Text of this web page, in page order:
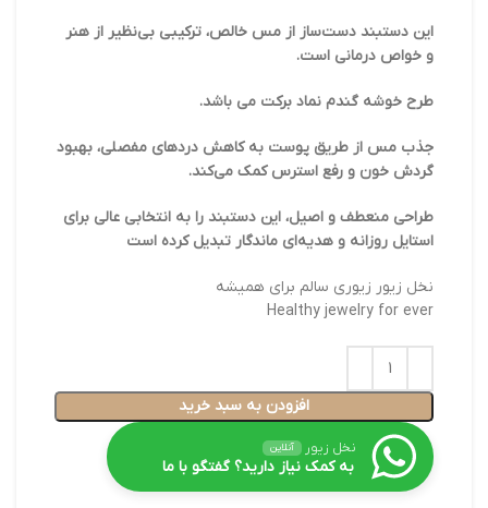
این دستبند دست‌ساز از مس خالص، ترکیبی بی‌نظیر از هنر
و خواص درمانی است.
طرح خوشه گندم نماد برکت می باشد.
جذب مس از طریق پوست به کاهش دردهای مفصلی، بهبود
گردش خون و رفع استرس کمک می‌کند.
طراحی منعطف و اصیل، این دستبند را به انتخابی عالی برای
استایل روزانه و هدیه‌ای ماندگار تبدیل کرده است
نخل زیور زیوری سالم برای همیشه
Healthy jewelry for ever
افزودن به سبد خرید
نخل زیور آنلاین
به کمک نیاز دارید؟ گفتگو با ما